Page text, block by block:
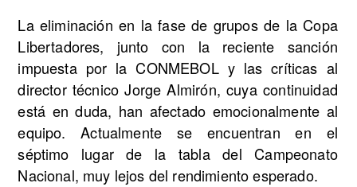
La eliminación en la fase de grupos de la Copa
Libertadores, junto con la reciente sanción
impuesta por la CONMEBOL y las críticas al
director técnico Jorge Almirón, cuya continuidad
está en duda, han afectado emocionalmente al
equipo. Actualmente se encuentran en el
séptimo lugar de la tabla del Campeonato
Nacional, muy lejos del rendimiento esperado.